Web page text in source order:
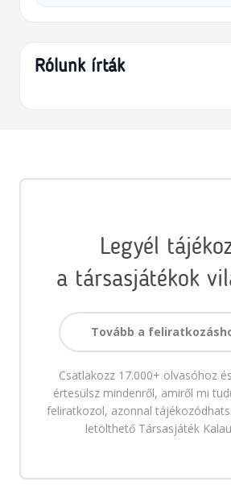
Rólunk írták
Legyél
a társasjátékok
Tovább a
Csatlakozz 17.000+ olvasóhoz
értesülsz mindenről, amiről mi
feliratkozol, azonnal
letölthető Társasjáték